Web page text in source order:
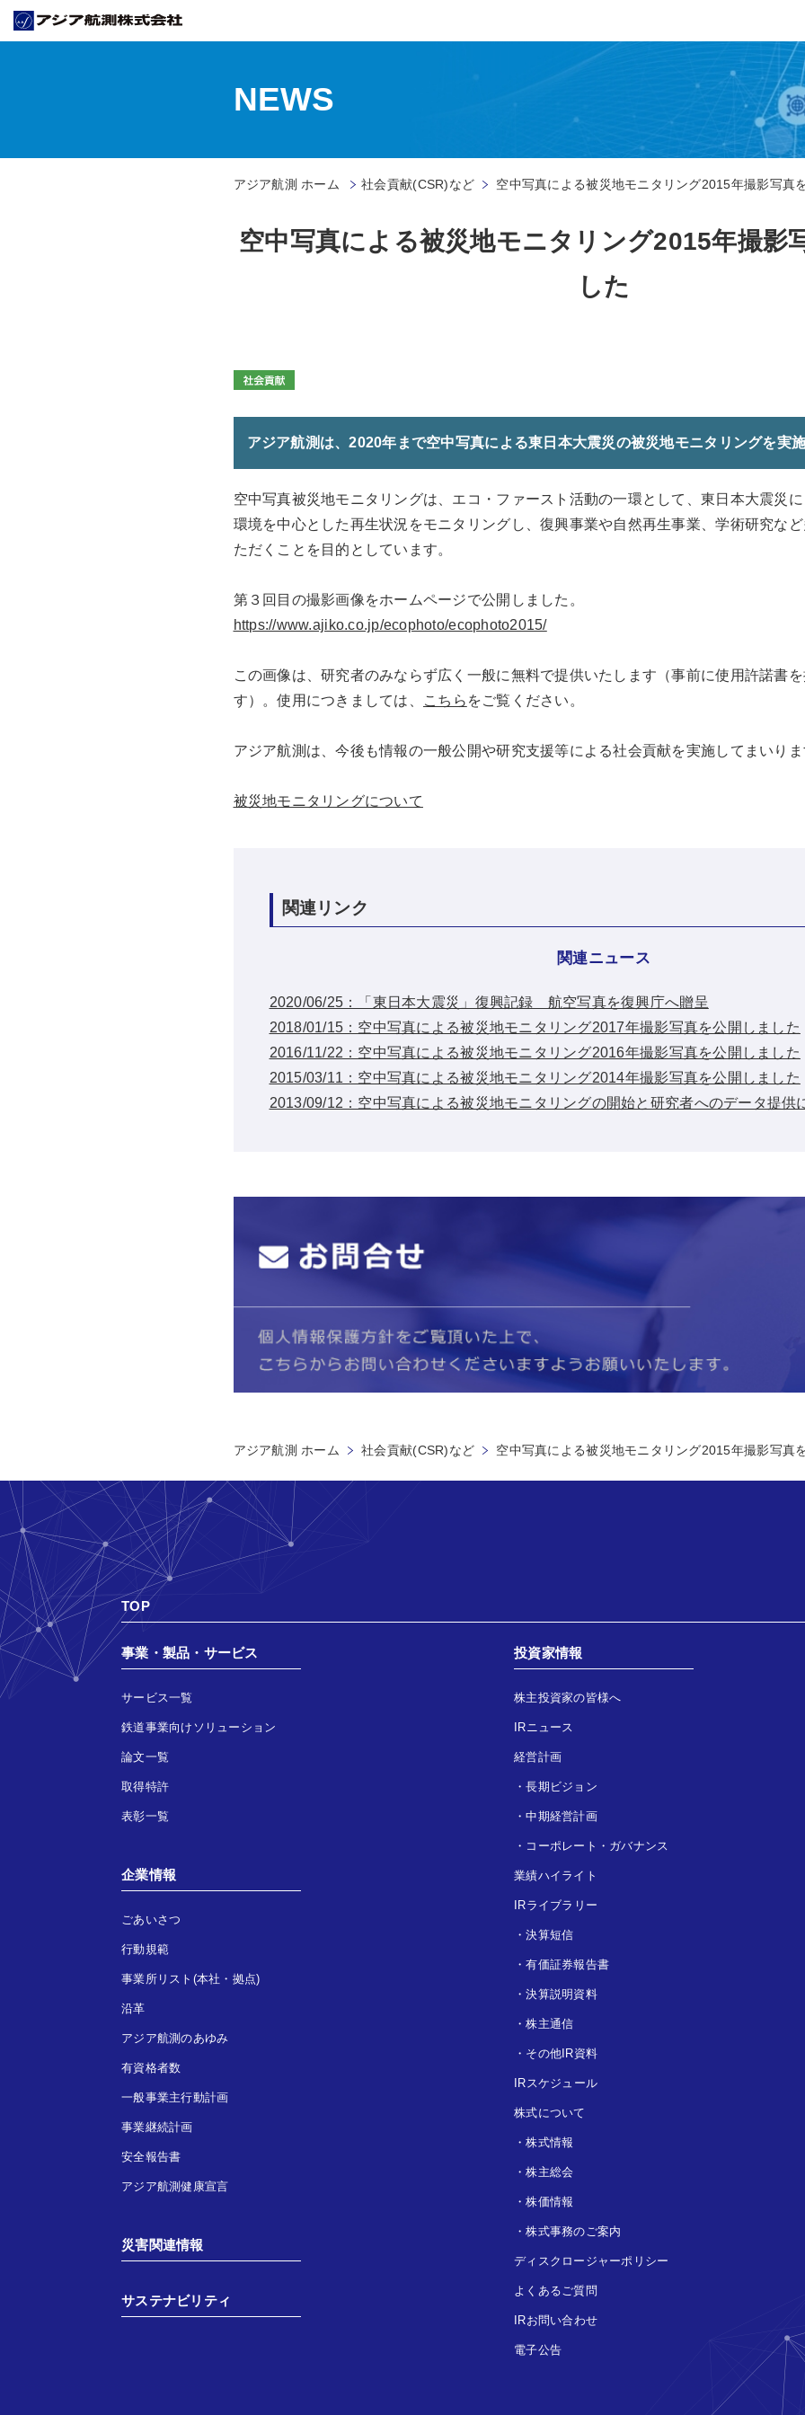
NEWS
アジア航測 ホーム 社会貢献(CSR)など 空中写真による被災地モニタリング2015年撮影写真
空中写真による被災地モニタリング2015年撮影
した
アジア航測は、2020年まで空中写真による東日本大震災の被災地モニタリングを実
空中写真被災地モニタリングは、エコ・ファースト活動の一環として、東日本大震災
環境を中心とした再生状況をモニタリングし、復興事業や自然再生事業、学術研究な
ただくことを目的としています。
第３回目の撮影画像をホームページで公開しました。
https://www.ajiko.co.jp/ecophoto/ecophoto2015/
この画像は、研究者のみならず広く一般に無料で提供いたします（事前に使用許諾書
す）。使用につきましては、
こちら をご覧ください。
アジア航測は、今後も情報の一般公開や研究支援等による社会貢献を実施してまいり
被災地モニタリングについて
関連リンク
関連ニュース
2020/06/25：「東日本大震災」復興記録 航空写真を復興庁へ贈呈
2018/01/15：空中写真による被災地モニタリング2017年撮影写真を公開しました
2016/11/22：空中写真による被災地モニタリング2016年撮影写真を公開しました
2015/03/11：空中写真による被災地モニタリング2014年撮影写真を公開しました
2013/09/12：空中写真による被災地モニタリングの開始と研究者へのデータ提供
アジア航測 ホーム 社会貢献(CSR)など 空中写真による被災地モニタリング2015年撮影写真
TOP
事業・製品・サービス
サービス一覧
鉄道事業向けソリューション
論文一覧
取得特許
表彰一覧
企業情報
ごあいさつ
行動規範
事業所リスト(本社・拠点)
沿革
アジア航測のあゆみ
有資格者数
一般事業主行動計画
事業継続計画
安全報告書
アジア航測健康宣言
災害関連情報
サステナビリティ
投資家情報
株主投資家の皆様へ
IRニュース
経営計画
・長期ビジョン
・中期経営計画
・ コーポレート・ガバナンス
業績ハイライト
IRライブラリー
・決算短信
・有価証券報告書
・決算説明資料
・株主通信
・ その他IR資料
IRスケジュール
株式について
・株式情報
・株主総会
・株価情報
・株式事務のご案内
ディスクロージャーポリシー
よくあるご質問
IRお問い合わせ
電子公告